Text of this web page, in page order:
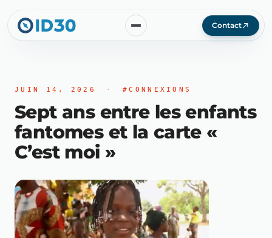
Contact
JUIN 14, 2026 · #CONNEXIONS
Sept ans entre les enfants
fantomes et la carte «
C’est moi »